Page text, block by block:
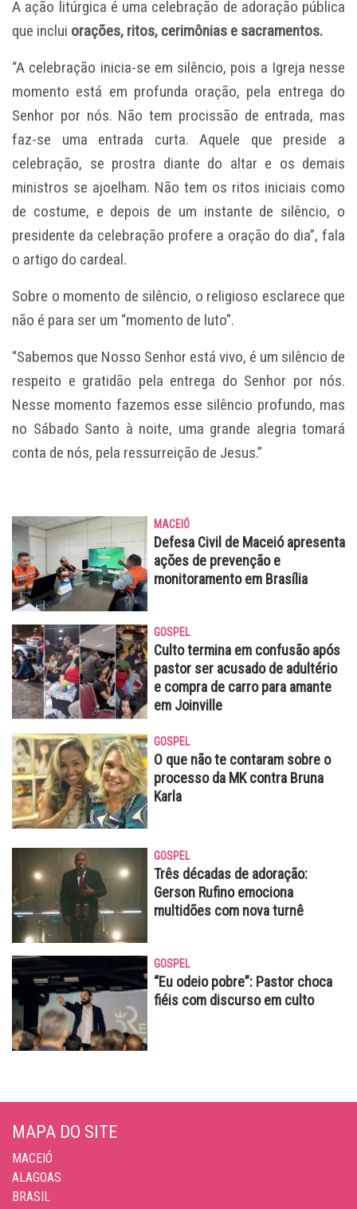
A ação litúrgica é uma celebração de adoração pública
que inclui orações, ritos, cerimônias e sacramentos.
“A celebração inicia-se em silêncio, pois a Igreja nesse
momento está em profunda oração, pela entrega do
Senhor por nós. Não tem procissão de entrada, mas
faz-se uma entrada curta. Aquele que preside a
celebração, se prostra diante do altar e os demais
ministros se ajoelham. Não tem os ritos iniciais como
de costume, e depois de um instante de silêncio, o
presidente da celebração profere a oração do dia”, fala
o artigo do cardeal.
Sobre o momento de silêncio, o religioso esclarece que
não é para ser um “momento de luto”.
“Sabemos que Nosso Senhor está vivo, é um silêncio de
respeito e gratidão pela entrega do Senhor por nós.
Nesse momento fazemos esse silêncio profundo, mas
no Sábado Santo à noite, uma grande alegria tomará
conta de nós, pela ressurreição de Jesus.”
MACEIÓ
Defesa Civil de Maceió apresenta
ações de prevenção e
monitoramento em Brasília
GOSPEL
Culto termina em confusão após
pastor ser acusado de adultério
e compra de carro para amante
em Joinville
GOSPEL
O que não te contaram sobre o
processo da MK contra Bruna
Karla
GOSPEL
Três décadas de adoração:
Gerson Rufino emociona
multidões com nova turnê
GOSPEL
“Eu odeio pobre”: Pastor choca
fiéis com discurso em culto
MAPA DO SITE
MACEIÓ
ALAGOAS
BRASIL